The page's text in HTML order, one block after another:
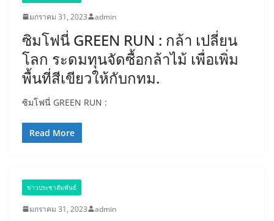
มกราคม 31, 2023 admin
ซิมโฟนี่ GREEN RUN : กล้า เปลี่ยน
โลก ระดมทุนจัดซื้อกล้าไม้ เพื่อเพิ่ม
พื้นที่สีเขียวให้กับกทม.
ซิมโฟนี่ GREEN RUN :
Read More
ข่าวประชาสัมพันธ์
มกราคม 31, 2023 admin